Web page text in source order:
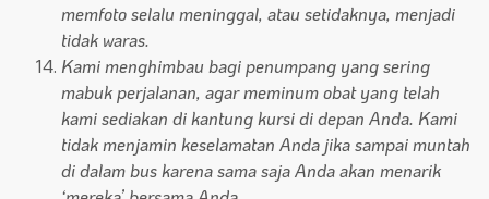
memfoto selalu meninggal, atau setidaknya, menjadi
tidak waras.
Kami menghimbau bagi penumpang yang sering
mabuk perjalanan, agar meminum obat yang telah
kami sediakan di kantung kursi di depan Anda. Kami
tidak menjamin keselamatan Anda jika sampai muntah
di dalam bus karena sama saja Anda akan menarik